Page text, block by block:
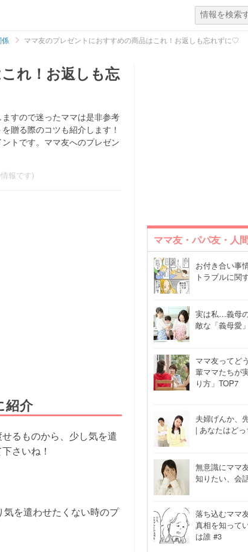
係 ママ友のプレゼントにおすすめの商品はこれ！お返しも忘れずに♡
れ！お返しも忘
すので迷ったママは是非参考
贈る際のコツも紹介します！
トです。ママ友へのプレゼン
報です)
紹介
るものから、少し気を遣
さいね！
を遣わせたくない時のプ
ママ友・パパ友・人
お付き合い事
トラブルに関
実は私…義母
敵な「義母愛
ママ友ってど
輩ママたちが
り方」TOP7
夫婦げんか、
| あなたはど
無意識にママ
知りたい、会
落ち込むママ
真相を知って
は誰 #3